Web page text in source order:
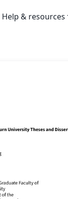
Help & resources